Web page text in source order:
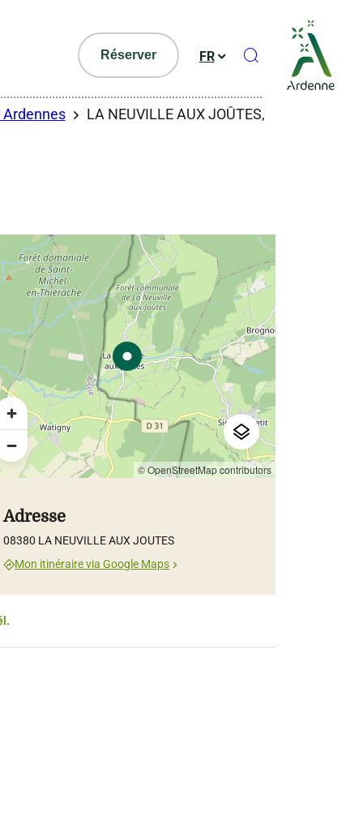
Réserver FR Ouvrir le
Ardennes
LA NEUVILLE AUX JOÛTES,
© OpenStreetMap contributors
Adresse
08380 LA NEUVILLE AUX JOUTES
Mon itinéraire via Google Maps